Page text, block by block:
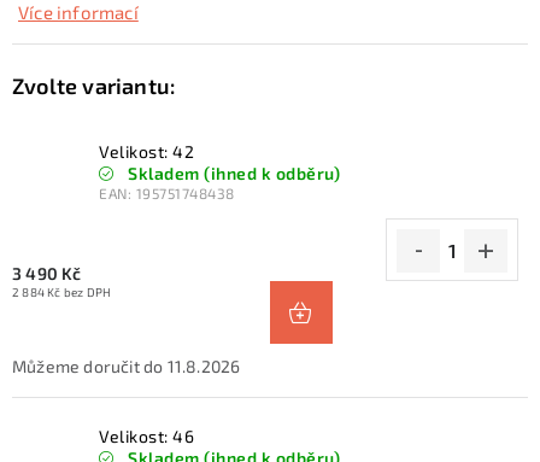
Více informací
Velikost: 42
Skladem (ihned k odběru)
EAN: 195751748438
3 490 Kč
2 884 Kč bez DPH
11.8.2026
Velikost: 46
Skladem (ihned k odběru)